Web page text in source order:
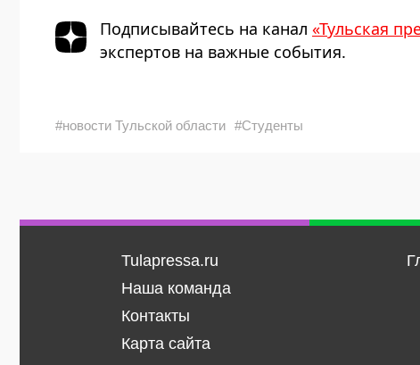
Подписывайтесь на канал «Тульская
экспертов на важные события.
#новости Тульской области #Студенты
Tulapressa.ru
Наша команда
Контакты
Карта сайта